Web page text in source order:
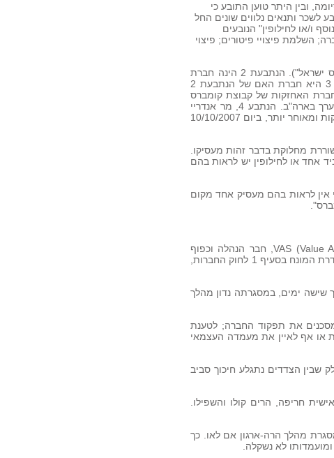
ובין היתר טוען התובע כי
זכאי התובע לשכר ותנאים נלווים שונים החל
ו/או לחילופין" הנובעים
השלמת פיצויי פיטורים; פיצוי
2. הנתבעת 1 היא חברה הרשומה בישראל, "קומברס בע"מ" (להלן: "קומברס ישראל"). הנתבעת 2 הינה חברת
האם של הנתבעת 1, והיא רשומה בארה"ב (להלן: "חברת האם"), הנתבעת 3 היא חברת האם של הנתבעת 2
למעשה בחברת האחזקות של קבוצת קומברס
(להלן: "חברת האחזקות"). מניות חברת האחזקות נסחרות בבורסה לניירות ערך בארה"ב. הנתבע 4, מר אנדריי
דהאן (להלן גם: "מר דהאן") מונה באפריל 2007 כנשיא וכמנכ"ל חברת האחזקות ומאוחר יותר, ביום 10/10/2007
הצדדים שוררת מחלוקת בדבר זהות מעסיקו.
אחד או לחילופין יש לראות בהם
אין לראות בהם מעסיק אחד מקום
4. בתפקידו האחרון שימש התובע סמנכ"ל, מנהל חטיבת VAS (Value Added Services), חבר הנהלה וכפוף
למנכ"ל. לפיכך, אין חולק בין הצדדים כי יש לראות בתובע "נושא משרה", כהגדרת המונח בסעיף 1 לחוק החברות,
יורק למשך שישה ימים, במסגרתה נדון מהלך
מסכנים את תפקוד החברה; לטענת
או אף לאיין את מעמדה העצמאי
שבין הצדדים נתגלע חיכוך סביב
ישיבת הנהלת קומברס הטיח בו הנתבע 4 ביקורת אישית חריפה, הרים קולו והשפילו.
מהלך הרה-ארגון אם לאו. כך
לא נשקלה.